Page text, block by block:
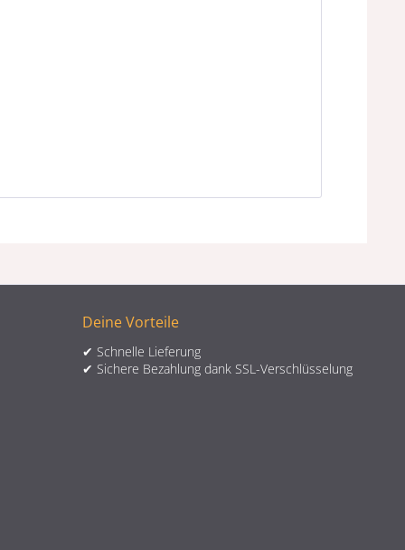
Deine Vorteile
✔ Schnelle Lieferung
✔ Sichere Bezahlung dank SSL-Verschlüsselung